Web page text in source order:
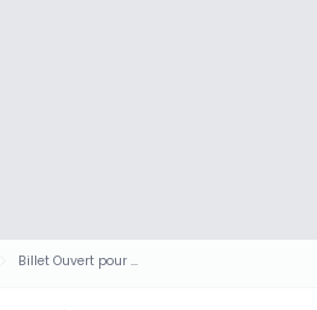
Billet Ouvert pour le Bioparco de Rome